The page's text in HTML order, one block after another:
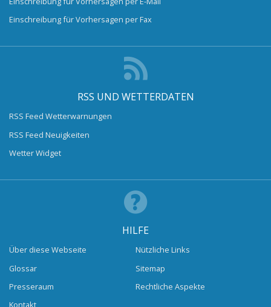
Einschreibung für Vorhersagen per Fax
RSS UND WETTERDATEN
RSS Feed Wetterwarnungen
RSS Feed Neuigkeiten
Wetter Widget
HILFE
Über diese Webseite
Glossar
Presseraum
Kontakt
Nützliche Links
Sitemap
Rechtliche Aspekte